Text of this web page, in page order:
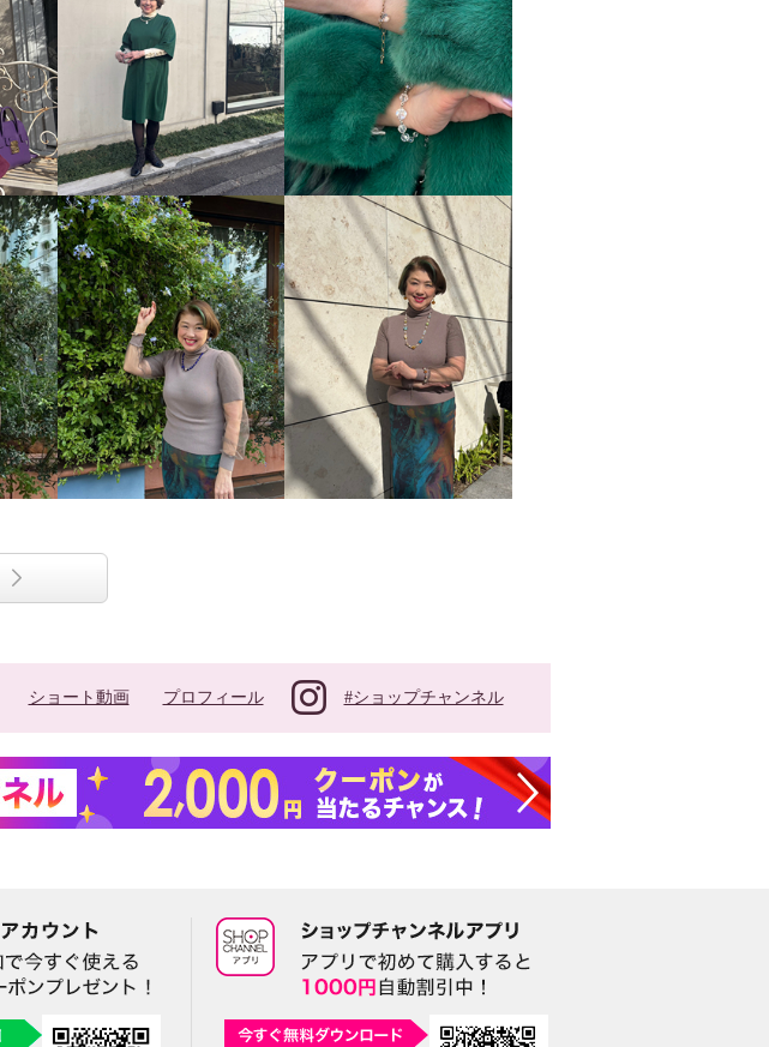
ショート動画 プロフィール #ショップチャンネル